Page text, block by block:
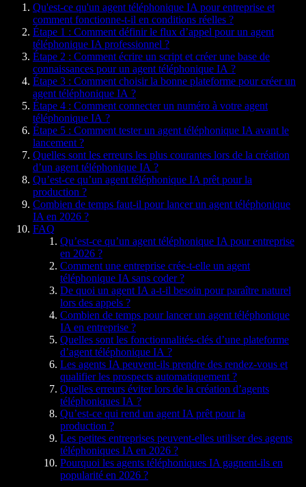
Qu'est-ce qu'un agent téléphonique IA pour entreprise et
comment fonctionne-t-il en conditions réelles ?
Étape 1 : Comment définir le flux d’appel pour un agent
téléphonique IA professionnel ?
Étape 2 : Comment écrire un script et créer une base de
connaissances pour un agent téléphonique IA ?
Étape 3 : Comment choisir la bonne plateforme pour créer un
agent téléphonique IA ?
Étape 4 : Comment connecter un numéro à votre agent
téléphonique IA ?
Étape 5 : Comment tester un agent téléphonique IA avant le
lancement ?
Quelles sont les erreurs les plus courantes lors de la création
d’un agent téléphonique IA ?
Qu’est-ce qu’un agent téléphonique IA prêt pour la
production ?
Combien de temps faut-il pour lancer un agent téléphonique
IA en 2026 ?
FAQ
Qu’est-ce qu’un agent téléphonique IA pour entreprise
en 2026 ?
Comment une entreprise crée-t-elle un agent
téléphonique IA sans coder ?
De quoi un agent IA a-t-il besoin pour paraître naturel
lors des appels ?
Combien de temps pour lancer un agent téléphonique
IA en entreprise ?
Quelles sont les fonctionnalités-clés d’une plateforme
d’agent téléphonique IA ?
Les agents IA peuvent-ils prendre des rendez-vous et
qualifier les prospects automatiquement ?
Quelles erreurs éviter lors de la création d’agents
téléphoniques IA ?
Qu’est-ce qui rend un agent IA prêt pour la
production ?
Les petites entreprises peuvent-elles utiliser des agents
téléphoniques IA en 2026 ?
Pourquoi les agents téléphoniques IA gagnent-ils en
popularité en 2026 ?